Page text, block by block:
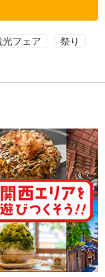
フェア 祭り